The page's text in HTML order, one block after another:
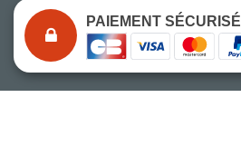
PAIEMENT SÉCURISÉ